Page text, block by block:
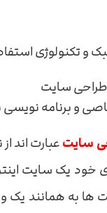
و تکنولوژی
طراحی سایت
و برنامه
سایتعبارت اند
خود یک سایت
ها به همانند یک